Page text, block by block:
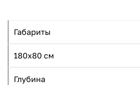
Габариты
180х80 см
Глубина